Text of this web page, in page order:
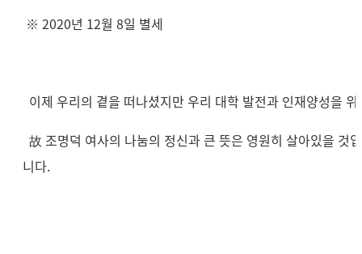
※ 2020년 12월 8일 별세
이제 우리의 곁을 떠나셨지만 우리 대학 발전과 인재양성을 위
故 조명덕 여사의 나눔의 정신과 큰 뜻은 영원히 살아있을 것입
니다.